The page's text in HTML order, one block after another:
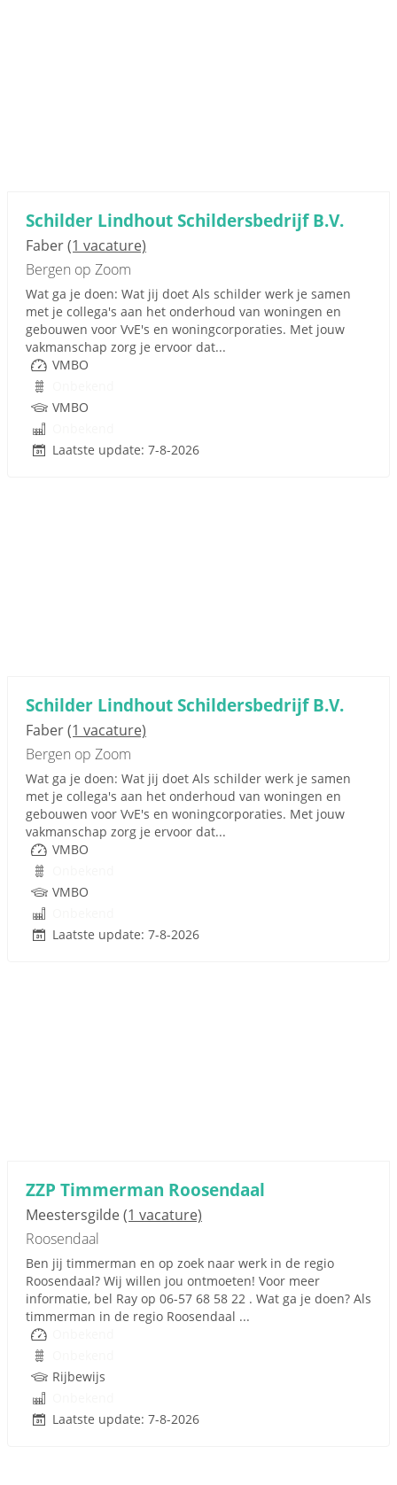
Schilder Lindhout Schildersbedrijf B.V.
Faber(1 vacature)
Bergen op Zoom
Wat ga je doen: Wat jij doet Als schilder werk je samen
met je collega's aan het onderhoud van woningen en
gebouwen voor VvE's en woningcorporaties. Met jouw
vakmanschap zorg je ervoor dat...
VMBO
VMBO
Laatste update: 7-8-2026
Schilder Lindhout Schildersbedrijf B.V.
Faber(1 vacature)
Bergen op Zoom
Wat ga je doen: Wat jij doet Als schilder werk je samen
met je collega's aan het onderhoud van woningen en
gebouwen voor VvE's en woningcorporaties. Met jouw
vakmanschap zorg je ervoor dat...
VMBO
VMBO
Laatste update: 7-8-2026
ZZP Timmerman Roosendaal
Meestersgilde(1 vacature)
Roosendaal
Ben jij timmerman en op zoek naar werk in de regio
Roosendaal? Wij willen jou ontmoeten! Voor meer
informatie, bel Ray op 06-57 68 58 22 . Wat ga je doen? Als
timmerman in de regio Roosendaal ...
Rijbewijs
Laatste update: 7-8-2026